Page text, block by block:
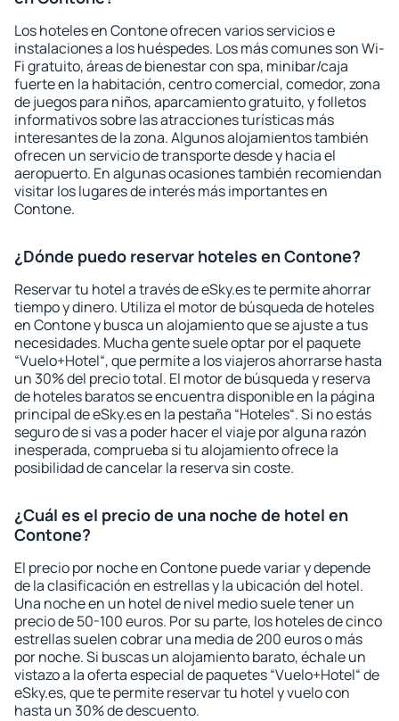
Los hoteles en Contone ofrecen varios servicios e
instalaciones a los huéspedes. Los más comunes son Wi-
Fi gratuito, áreas de bienestar con spa, minibar/caja
fuerte en la habitación, centro comercial, comedor, zona
de juegos para niños, aparcamiento gratuito, y folletos
informativos sobre las atracciones turísticas más
interesantes de la zona. Algunos alojamientos también
ofrecen un servicio de transporte desde y hacia el
aeropuerto. En algunas ocasiones también recomiendan
visitar los lugares de interés más importantes en
Contone.
¿Dónde puedo reservar hoteles en Contone?
Reservar tu hotel a través de eSky.es te permite ahorrar
tiempo y dinero. Utiliza el motor de búsqueda de hoteles
en Contone y busca un alojamiento que se ajuste a tus
necesidades. Mucha gente suele optar por el paquete
“Vuelo+Hotel“, que permite a los viajeros ahorrarse hasta
un 30% del precio total. El motor de búsqueda y reserva
de hoteles baratos se encuentra disponible en la página
principal de eSky.es en la pestaña “Hoteles“. Si no estás
seguro de si vas a poder hacer el viaje por alguna razón
inesperada, comprueba si tu alojamiento ofrece la
posibilidad de cancelar la reserva sin coste.
¿Cuál es el precio de una noche de hotel en
Contone?
El precio por noche en Contone puede variar y depende
de la clasificación en estrellas y la ubicación del hotel.
Una noche en un hotel de nivel medio suele tener un
precio de 50-100 euros. Por su parte, los hoteles de cinco
estrellas suelen cobrar una media de 200 euros o más
por noche. Si buscas un alojamiento barato, échale un
vistazo a la oferta especial de paquetes “Vuelo+Hotel“ de
eSky.es, que te permite reservar tu hotel y vuelo con
hasta un 30% de descuento.